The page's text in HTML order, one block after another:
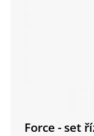
Force - set